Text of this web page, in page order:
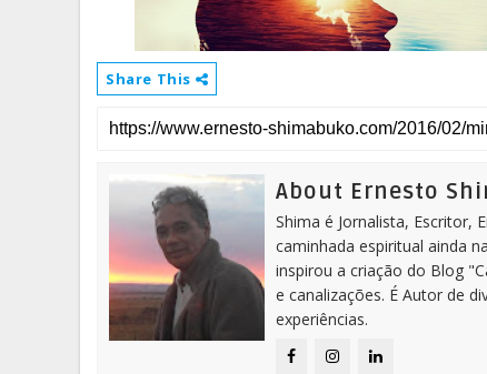
Share This
About Ernesto
Shima é Jornalista, Escritor,
caminhada espiritual ainda
inspirou a criação do Blog
e canalizações. É Autor de
experiências.